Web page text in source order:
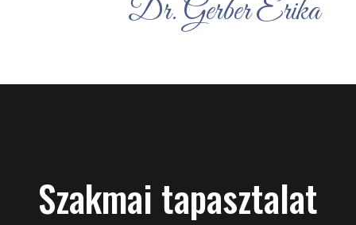
Dr. Gerber Erika
Szakmai tapasztalat